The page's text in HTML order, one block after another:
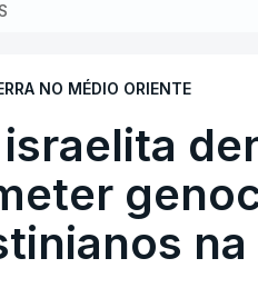
NO MÉDIO ORIENTE
israelita
na